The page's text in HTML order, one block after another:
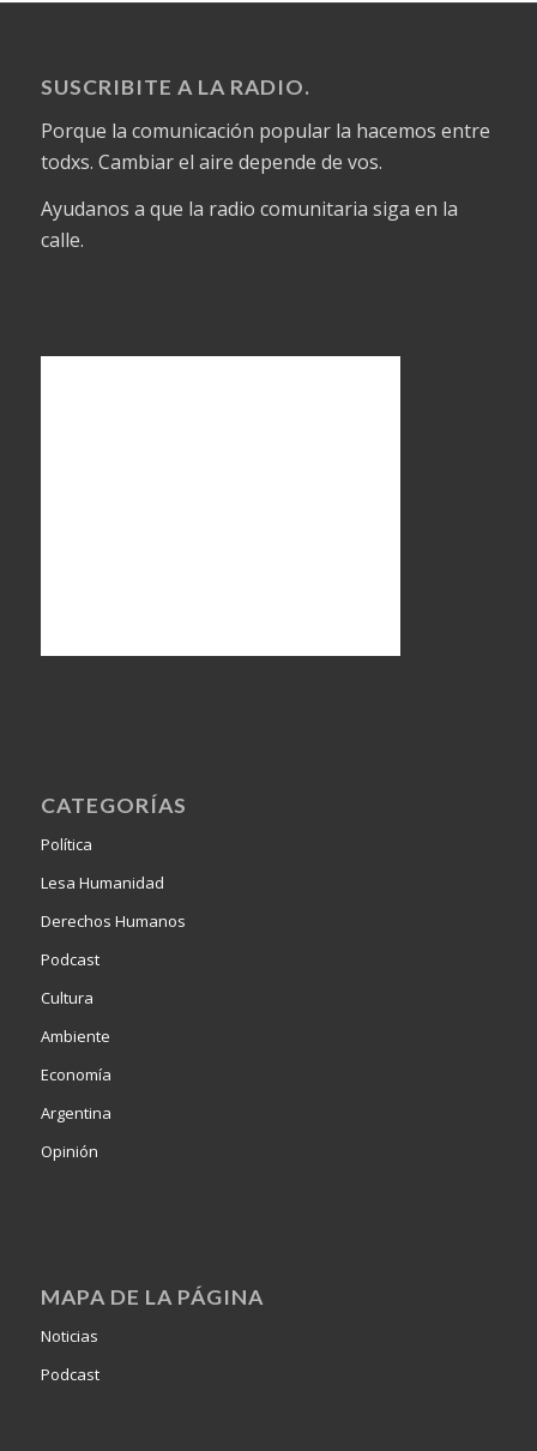
SUSCRIBITE A LA RADIO.
Porque la comunicación popular la hacemos entre
todxs. Cambiar el aire depende de vos.
Ayudanos a que la radio comunitaria siga en la
calle.
CATEGORÍAS
Política
Lesa Humanidad
Derechos Humanos
Podcast
Cultura
Ambiente
Economía
Argentina
Opinión
MAPA DE LA PÁGINA
Noticias
Podcast